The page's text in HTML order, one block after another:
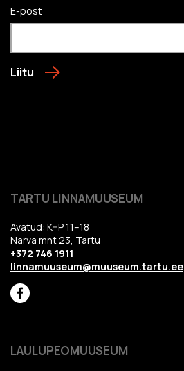
E-post
Liitu
TARTU LINNAMUUSEUM
Avatud: K–P 11–18
Narva mnt 23, Tartu
+372 746 1911
linnamuuseum@muuseum.tartu.ee
LAULUPEOMUUSEUM